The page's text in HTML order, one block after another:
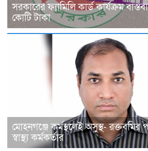
সরকারের ফ্যামিলি কার্ড কার্যক্রম
কোটি টাকা
মোহনগঞ্জে কর্মস্থলেই অসুস্থ- রক্তবমির
স্বাস্থ্য কর্মকর্তার